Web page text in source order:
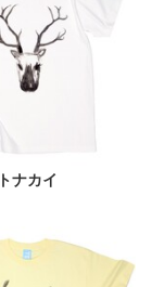
トナカイ